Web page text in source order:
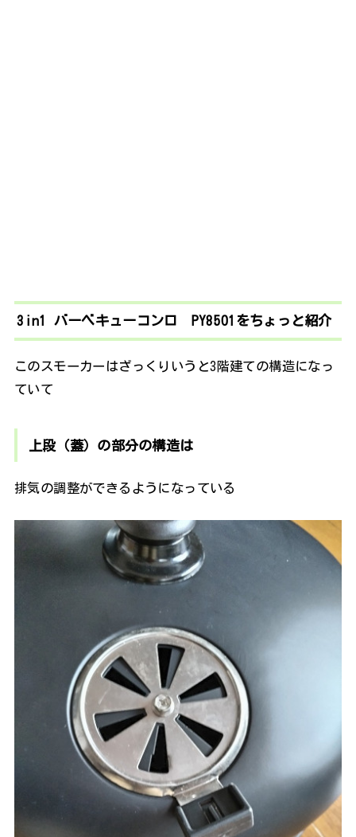
3in1 バーベキューコンロ PY8501をちょっと紹介
このスモーカーはざっくりいうと3階建ての構造になっ
ていて
上段（蓋）の部分の構造は
排気の調整ができるようになっている